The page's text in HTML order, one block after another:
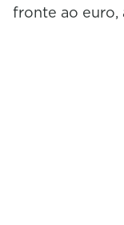
fronte ao euro,